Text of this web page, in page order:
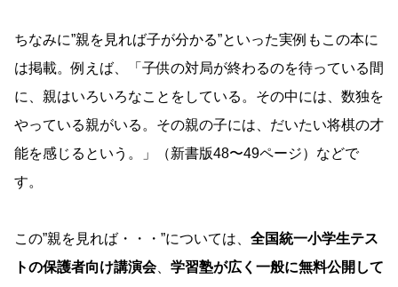
ちなみに”親を見れば子が分かる”といった実例もこの本に
は掲載。例えば、「子供の対局が終わるのを待っている間
に、親はいろいろなことをしている。その中には、数独を
やっている親がいる。その親の子には、だいたい将棋の才
能を感じるという。」（新書版48〜49ページ）などで
す。
この”親を見れば・・・”については、 全国統一小学生テス
トの保護者向け講演会、 学習塾が広く一般に無料公開して